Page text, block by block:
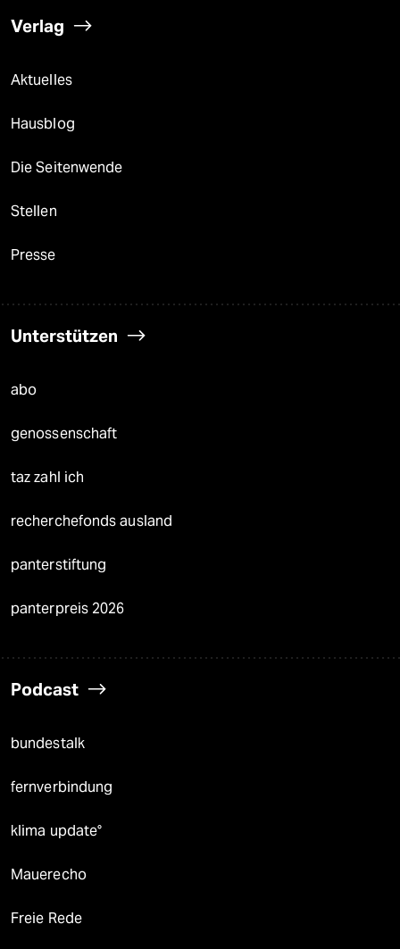
Verlag
Aktuelles
Hausblog
Die Seitenwende
Stellen
Presse
Unterstützen
abo
genossenschaft
taz zahl ich
recherchefonds ausland
panterstiftung
panterpreis 2026
Podcast
bundestalk
fernverbindung
klima update°
Mauerecho
Freie Rede